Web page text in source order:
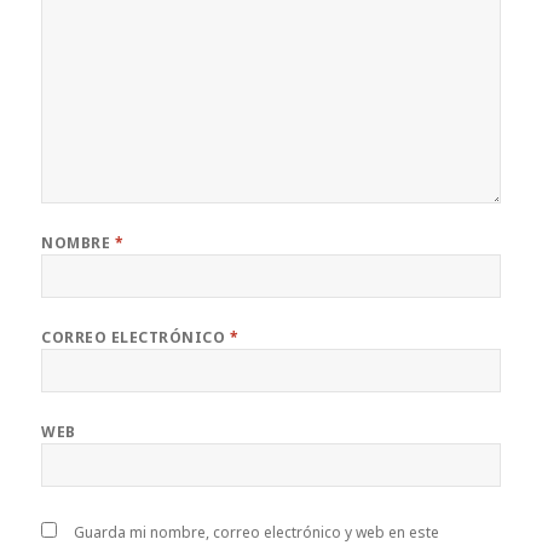
NOMBRE *
CORREO ELECTRÓNICO *
WEB
Guarda mi nombre, correo electrónico y web en este